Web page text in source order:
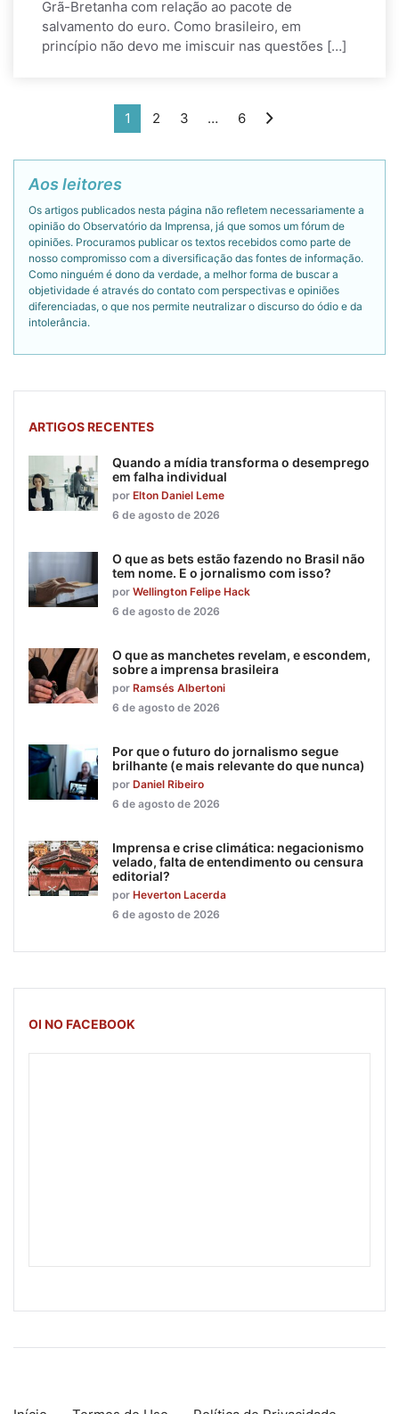
Grã-Bretanha com relação ao pacote de
salvamento do euro. Como brasileiro, em
princípio não devo me imiscuir nas questões […]
1 2 3 … 6
Aos leitores
Os artigos publicados nesta página não refletem necessariamente a
opinião do Observatório da Imprensa, já que somos um fórum de
opiniões. Procuramos publicar os textos recebidos como parte de
nosso compromisso com a diversificação das fontes de informação.
Como ninguém é dono da verdade, a melhor forma de buscar a
objetividade é através do contato com perspectivas e opiniões
diferenciadas, o que nos permite neutralizar o discurso do ódio e da
intolerância.
ARTIGOS RECENTES
Quando a mídia transforma o desemprego
em falha individual
por Elton Daniel Leme
6 de agosto de 2026
O que as bets estão fazendo no Brasil não
tem nome. E o jornalismo com isso?
por Wellington Felipe Hack
6 de agosto de 2026
O que as manchetes revelam, e escondem,
sobre a imprensa brasileira
por Ramsés Albertoni
6 de agosto de 2026
Por que o futuro do jornalismo segue
brilhante (e mais relevante do que nunca)
por Daniel Ribeiro
6 de agosto de 2026
Imprensa e crise climática: negacionismo
velado, falta de entendimento ou censura
editorial?
por Heverton Lacerda
6 de agosto de 2026
OI NO FACEBOOK